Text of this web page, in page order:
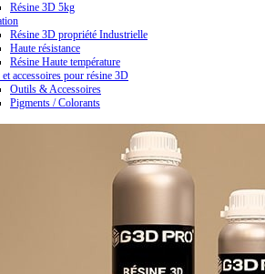
Résine 3D 5kg
Résine 3D propriété Industrielle
Haute résistance
Résine Haute température
accessoires pour résine 3D
Outils & Accessoires
Pigments / Colorants